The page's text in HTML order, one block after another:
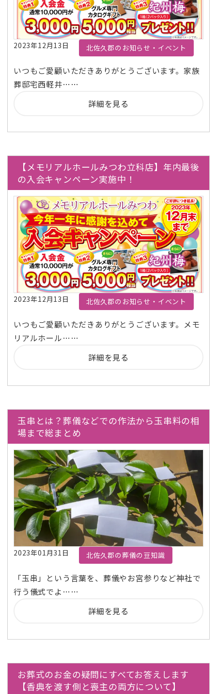
2023年12月13日 北佐久郡のお知らせ・イベント
いつもご愛顧いただきありがとうございます。家族
葬邸宅西軽井……
詳細を見る
【メモリアルホールみつわ立科店】年内最後
の入会キャンペーン実施中！
2023年12月13日 北佐久郡のお知らせ・イベント
いつもご愛顧いただきありがとうございます。メモ
リアルホール……
詳細を見る
玉串とは？葬儀などでの作法から玉串料の相
場まで総まとめ
2023年01月31日 北佐久郡の葬儀の豆知識
「玉串」という言葉を、葬儀やお宮参りなど神社で
行う儀式でよ……
詳細を見る
お葬式のお金の疑問にすべてお答えします
【香典を渡す側と喪主の両方について】